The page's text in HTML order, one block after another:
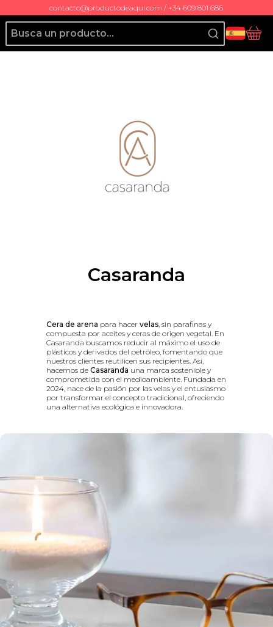
contacto@productodeaqui.com / +34 609 801 686
Producto de Aquí
Casaranda
Cera de arena para hacervelas, sin parafinas y
compuesta por aceites y ceras de origen vegetal. En
Casaranda buscamos reducir al máximo el uso de
plásticos y derivados del petróleo, fomentando que
nuestros clientes reutilicen sus recipientes. Así,
hacemos deCasaranda una marca sostenible y
comprometida con el medioambiente. Fundada en
2024, nace de la pasión por las velas y el entusiasmo
por transformar el concepto tradicional, ofreciendo
una alternativa ecológica e innovadora.